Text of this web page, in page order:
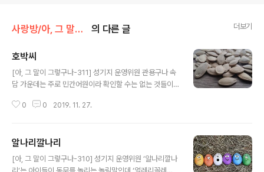
사랑방/아, 그 말이 그렇구나(성기지) 의 다른 글 더보기
호박씨
[아, 그 말이 그렇구나-311] 성기지 운영위원 관용구나 속
담 가운데는 주로 민간어원이라 확인할 수는 없는 것들이
멍으로 호박씨 깐다.”는 속담이 있는데, ‘겉으로는 어리석
때마다 호박씨가 우르르 쏟아진다. 그러면 이 속담에는 어
떤 이야기가 깃들었을까? 옛날에 아주 가난한 선비가 살았
는데, 이 선비는 글공부에만 매달리고 살림은 오로지 아내
0 0 2019. 11. 27.
알나리깔나리
[아, 그 말이 그렇구나-310] 성기지 운영위원 ‘알나리깔나